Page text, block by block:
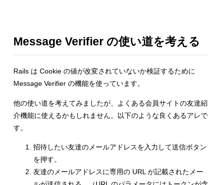
Message Verifier の使い道を考える
Rails は Cookie の値が改変されていないか検証するために
Message Verifier の機能を使っています。
他の使い道を考えてみましたが、よくある会員サイトの友達紹
介機能に使えるかもしれません。以下のような良くあるアレで
す。
招待したい友達のメールアドレスを入力して送信ボタン
を押す。
友達のメールアドレスに専用の URL が記載されたメー